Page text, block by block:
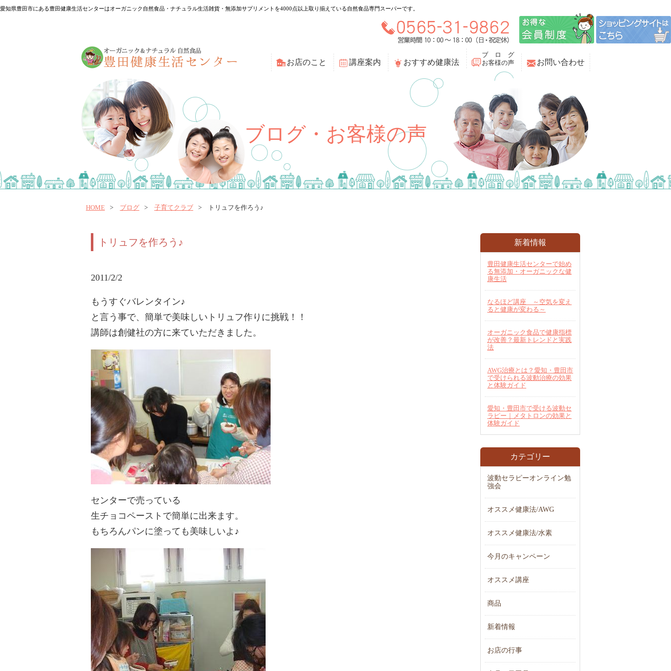
愛知県豊田市にある豊田健康生活センターはオーガニック自然食品・ナチュラル生活雑貨・無添加サプリメントを4000点以上取り揃えている自然食品専門スーパーです。
お店のこと 講座案内 おすすめ健康法
ブ ロ グ
お客様の声
お問い合わせ
ブログ・お客様の声
HOME ブログ 子育てクラブ トリュフを作ろう♪
トリュフを作ろう♪
2011/2/2
もうすぐバレンタイン♪
と言う事で、簡単で美味しいトリュフ作りに挑戦！！
講師は創健社の方に来ていただきました。
センターで売っている
生チョコペーストで簡単に出来ます。
もちろんパンに塗っても美味しいよ♪
新着情報
豊田健康生活センターで始め
る無添加・オーガニックな健
康生活
なるほど講座 ～空気を変え
ると健康が変わる～
オーガニック食品で健康指標
が改善？最新トレンドと実践
法
AWG治療とは？愛知・豊田市
で受けられる波動治療の効果
と体験ガイド
愛知・豊田市で受ける波動セ
ラピー｜メタトロンの効果と
体験ガイド
カテゴリー
波動セラピーオンライン勉
強会
オススメ健康法/AWG
オススメ健康法/水素
今月のキャンペーン
オススメ講座
商品
新着情報
お店の行事